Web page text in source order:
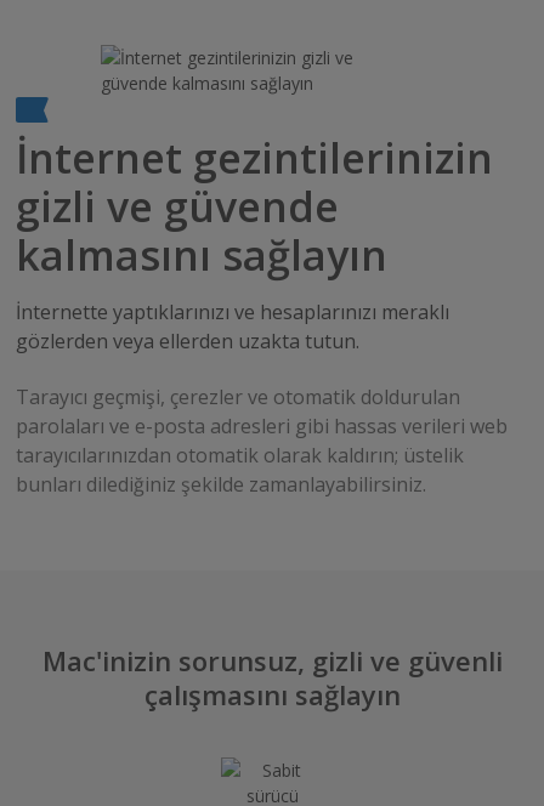
İnternet gezintilerinizin
gizli ve güvende
kalmasını sağlayın
İnternette yaptıklarınızı ve hesaplarınızı meraklı
gözlerden veya ellerden uzakta tutun.
Tarayıcı geçmişi, çerezler ve otomatik doldurulan
parolaları ve e-posta adresleri gibi hassas verileri web
tarayıcılarınızdan otomatik olarak kaldırın; üstelik
bunları dilediğiniz şekilde zamanlayabilirsiniz.
Mac'inizin sorunsuz, gizli ve güvenli
çalışmasını sağlayın